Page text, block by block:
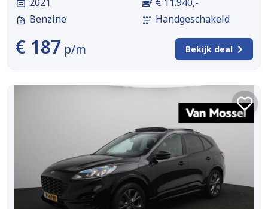
Benzine
Handgeschakeld
€ 187 p/m Bekijk deal